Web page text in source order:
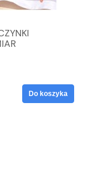
Do koszyka